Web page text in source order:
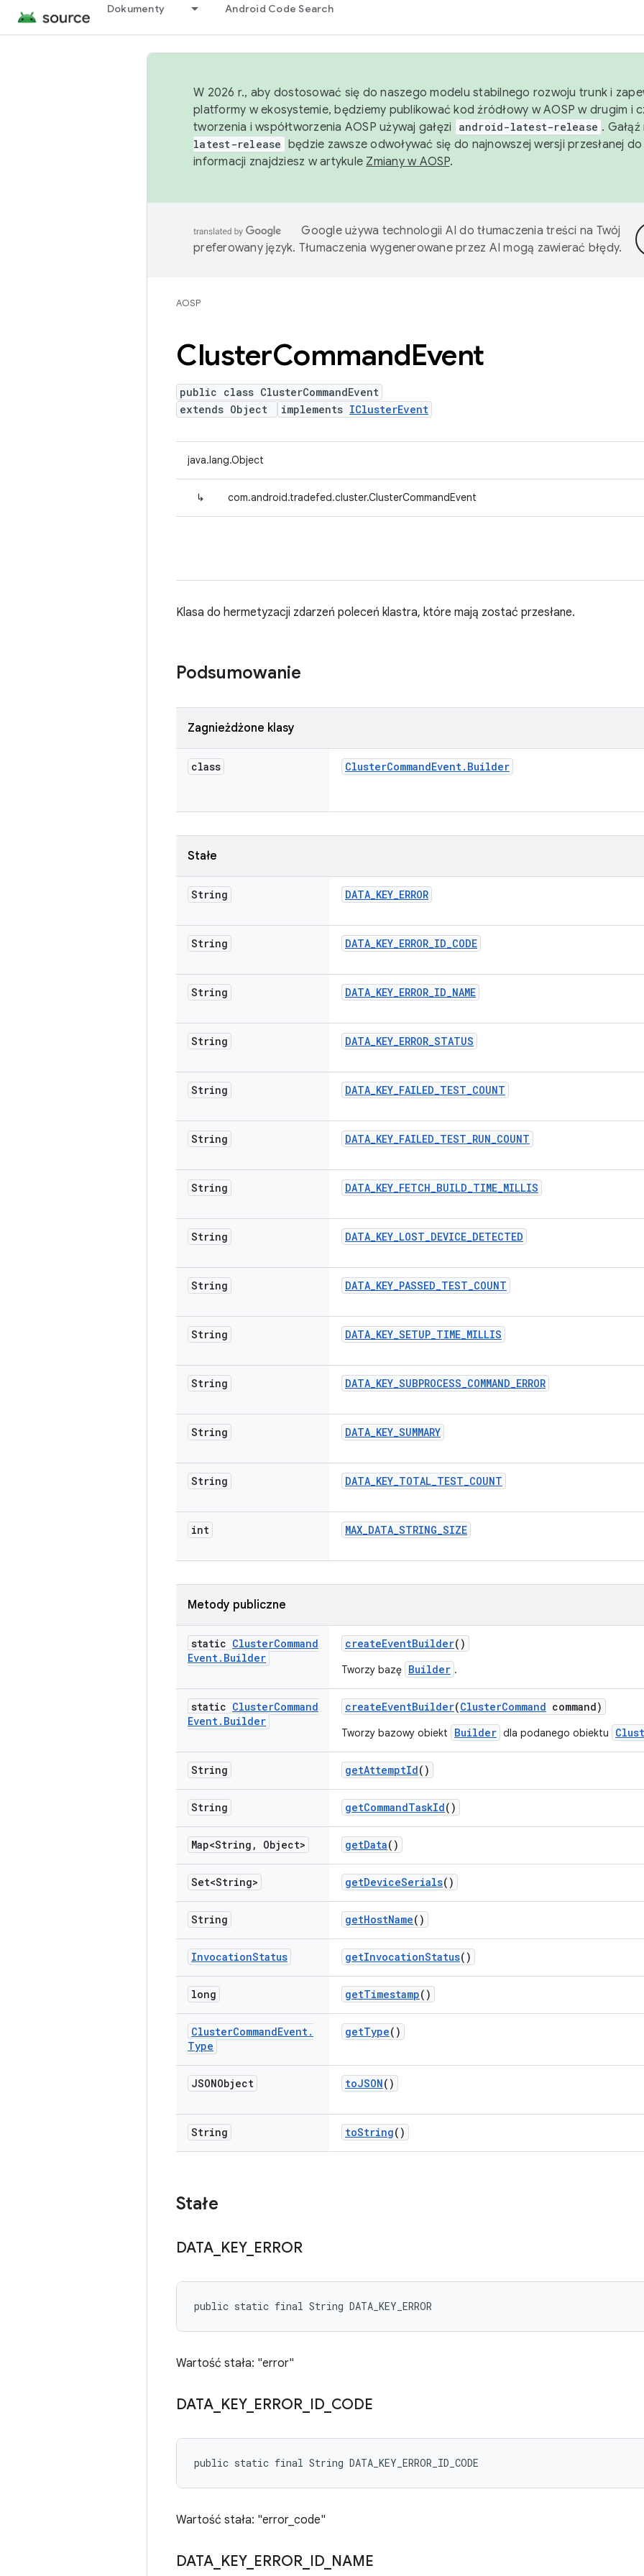
Dokumenty Android Code Search
W 2026 r., aby dostosować się do naszego modelu stabilnego rozwoju trunk i
platformy w ekosystemie, będziemy publikować kod źródłowy w AOSP w drugim i
tworzenia i współtworzenia AOSP używaj gałęzi
android-latest-release .
latest-release będzie zawsze odwoływać się do najnowszej wersji przesłanej do
informacji znajdziesz w artykule Zmiany w AOSP.
Google używa technologii AI do tłumaczenia treści na Twój
preferowany język. Tłumaczenia wygenerowane przez AI mogą zawierać błędy.
AOSP
ClusterCommandEvent
public class ClusterCommandEvent
extends Object
implements IClusterEvent
java.lang.Object
↳ com.android.tradefed.cluster.ClusterCommandEvent
Klasa do hermetyzacji zdarzeń poleceń klastra, które mają zostać przesłane.
Podsumowanie
Zagnieżdżone klasy
class ClusterCommandEvent. Builder
Stałe
String DATA_KEY_ERROR
String DATA_KEY_ERROR_ID_CODE
String DATA_KEY_ERROR_ID_NAME
String DATA_KEY_ERROR_STATUS
String DATA_KEY_FAILED_TEST_COUNT
String DATA_KEY_FAILED_TEST_RUN_COUNT
String DATA_KEY_FETCH_BUILD_TIME_MILLIS
String DATA_KEY_LOST_DEVICE_DETECTED
String DATA_KEY_PASSED_TEST_COUNT
String DATA_KEY_SETUP_TIME_MILLIS
String DATA_KEY_SUBPROCESS_COMMAND_ERROR
String DATA_KEY_SUMMARY
String DATA_KEY_TOTAL_TEST_COUNT
int MAX_DATA_STRING_SIZE
Metody publiczne
static ClusterCommand
Event. Builder
createEventBuilder()
Tworzy bazę Builder .
static ClusterCommand
Event. Builder
createEventBuilder(ClusterCommand command)
Tworzy bazowy obiekt Builder dla podanego obiektu
String getAttemptId()
String getCommandTaskId()
Map<String , Object> getData()
Set<String> getDeviceSerials()
String getHostName()
InvocationStatus getInvocationStatus()
long getTimestamp()
ClusterCommandEvent.
Type
getType()
JSONObject toJSON()
String toString()
Stałe
DATA KEY_ ERROR
public static final String DATA_KEY_ERROR
Wartość stała: "error"
DATA KEY_ ERROR ID CODE
public static final String DATA_KEY_ERROR_ID_CODE
Wartość stała: "error_code"
DATA KEY_ ERROR ID NAME